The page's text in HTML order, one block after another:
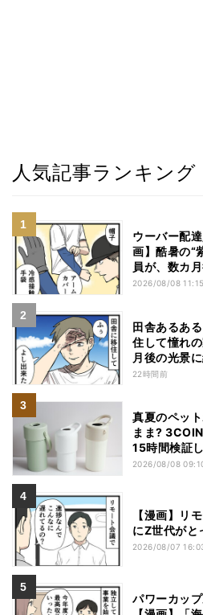
人気記事ランキング
ウーバー配
画】酷暑の“
員が、数カ
2026/08/08 11:15
田舎あるあ
住して憧れ
月後の光景
22時間前
真夏のペッ
まま?
15時間検証
2026/08/08
【漫画】リ
にZ世代が
2026/08/07
パワーカッ